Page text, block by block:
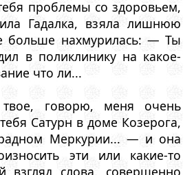
проблемы со здоровьем,
Гадалка, взяла лишнюю
больше нахмурилась: — Ты
в поликлинику на какое-
что ли...
говорю, меня очень
Сатурн в доме Козерога,
Меркурии... — и она
эти или какие-то
слова, совершенно